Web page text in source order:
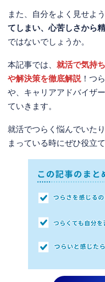
また、自分をよく見せよ
てしまい、心苦しさから
ではないでしょうか。
本記事では、 就活で気持
や解決策を徹底解説！つ
や、キャリアアドバイザ
ていきます。
就活でつらく悩んでいた
まっている時にぜひ役立